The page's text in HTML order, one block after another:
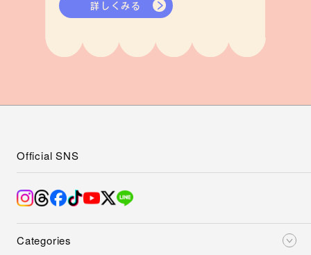
詳しくみる
Categories
Official SNS